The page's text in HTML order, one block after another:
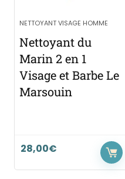
NETTOYANT VISAGE HOMME
Nettoyant du
Marin 2 en 1
Visage et Barbe Le
Marsouin
28,00€